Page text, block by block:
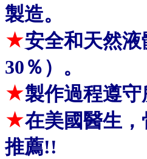
製造。
★安全和天然
30％）。
★製作過程遵守
★在美國醫生，
推薦!!